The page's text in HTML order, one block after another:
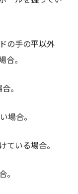
の手の平以外
合。
。
場合。
いる場合。
。